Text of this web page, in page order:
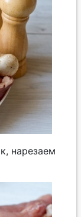
нарезаем